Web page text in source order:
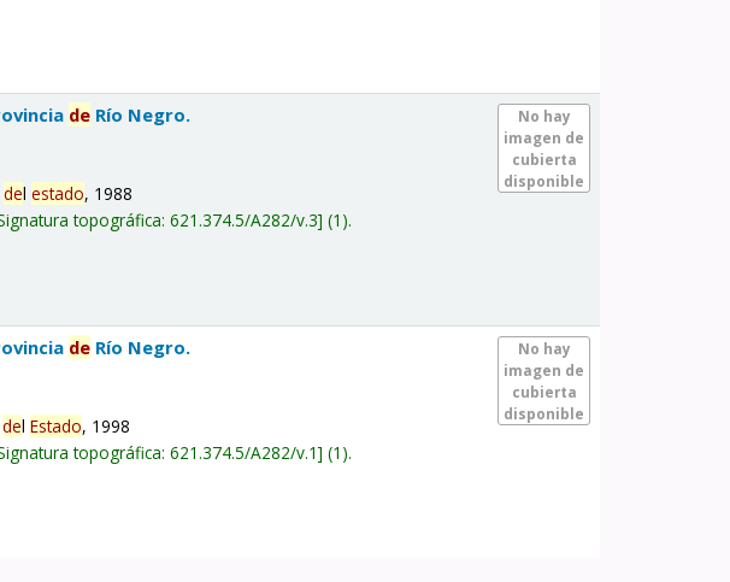
No hay
imagen de
cubierta
disponible
de Río Negro.
delestado, 1988
topográfica:621.374.5/A282/v.3 (1).
No hay
imagen de
cubierta
disponible
de Río Negro.
delEstado, 1998
topográfica:621.374.5/A282/v.1 (1).